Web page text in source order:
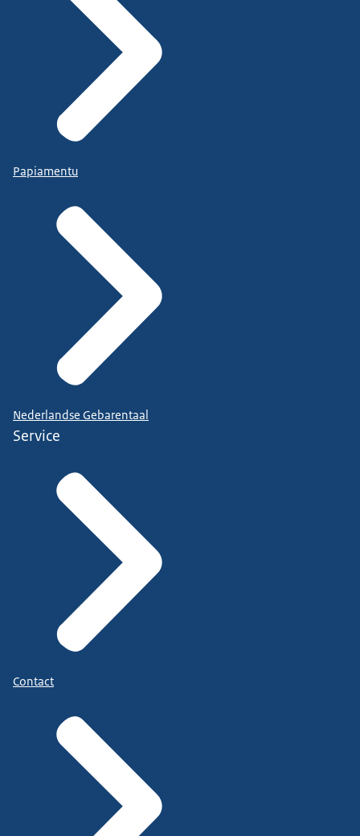
Papiamentu
Nederlandse Gebarentaal
Service
Contact